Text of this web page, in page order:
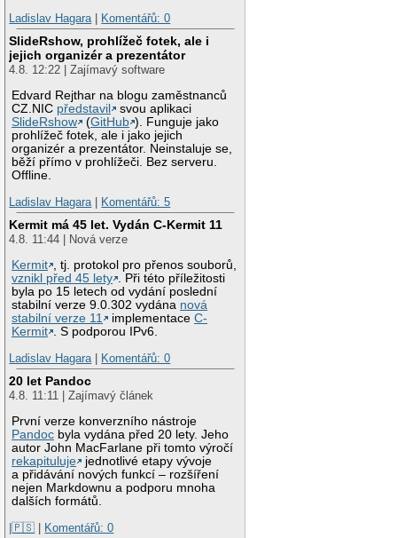
Ladislav Hagara | Komentářů: 0
SlideRshow, prohlížeč fotek, ale i
jejich organizér a prezentátor
4.8. 12:22 | Zajímavý software
Edvard Rejthar na blogu zaměstnanců
CZ.NIC představil
svou aplikaci
SlideRshow
(GitHub ). Funguje jako
prohlížeč fotek, ale i jako jejich
organizér a prezentátor. Neinstaluje se,
běží přímo v prohlížeči. Bez serveru.
Offline.
Ladislav Hagara | Komentářů: 5
Kermit má 45 let. Vydán C-Kermit 11
4.8. 11:44 | Nová verze
Kermit , tj. protokol pro přenos souborů,
vznikl před 45 lety . Při této příležitosti
byla po 15 letech od vydání poslední
stabilní verze 9.0.302 vydána nová
stabilní verze 11
implementaceC-
Kermit . S podporou IPv6.
Ladislav Hagara | Komentářů: 0
20 let Pandoc
4.8. 11:11 | Zajímavý článek
První verze konverzního nástroje
Pandoc byla vydána před 20 lety. Jeho
autor John MacFarlane při tomto výročí
rekapituluje
jednotlivé etapy vývoje
a přidávání nových funkcí – rozšíření
nejen Markdownu a podporu mnoha
dalších formátů.
|🇵🇸 | Komentářů: 0